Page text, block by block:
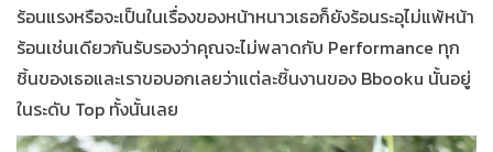
ร้อนแรงหรือจะเป็นในเรื่องของหน้าหนาวเธอก็ยังร้อนระอุไม่แพ้หน้า
ร้อนเช่นเดียวกันรับรองว่าคุณจะไม่พลาดกับ Performance ทุก
ชิ้นของเธอและเราขอบอกเลยว่าแต่ละชิ้นงานของ Bbooku นั้นอยู่
ในระดับ Top ทั้งนั้นเลย